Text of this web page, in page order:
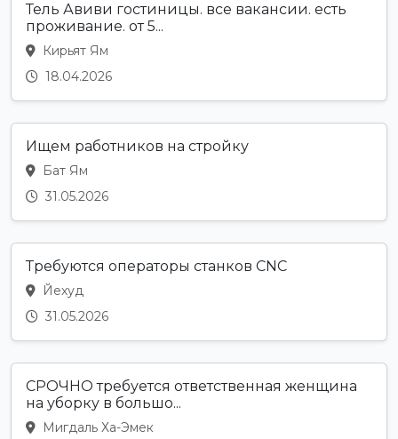
Тель Авиви гостиницы. все вакансии. есть
проживание. от 5...
Кирьят Ям
18.04.2026
Ищем работников на стройку
Бат Ям
31.05.2026
Требуются операторы станков CNC
Йехуд
31.05.2026
СРОЧНО требуется ответственная женщина
на уборку в большо...
Мигдаль Ха-Эмек